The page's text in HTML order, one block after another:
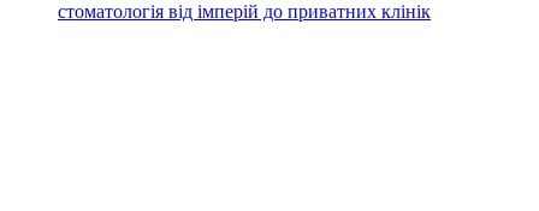
стоматологія від імперій до приватних клінік